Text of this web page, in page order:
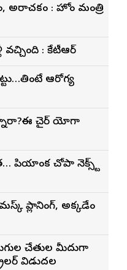
అరాచకం : హోం మంత్రి
వచ్చింది : కేటీఆర్
ఆరోగ్య
చైర్ యోగా
చోప్రా నెక్స్ట్
మస్క్ ప్లానింగ్, అక్కడేం
చేతుల మీదుగా
విడుదల